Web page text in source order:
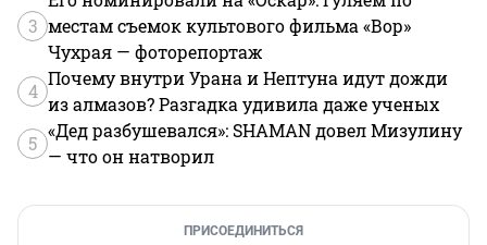
3 местам съемок культового фильма «Вор»
Чухрая — фоторепортаж
4
Почему внутри Урана и Нептуна идут дожди
из алмазов? Разгадка удивила даже ученых
5
«Дед разбушевался»: SHAMAN довел Мизулину
— что он натворил
ПРИСОЕДИНИТЬСЯ